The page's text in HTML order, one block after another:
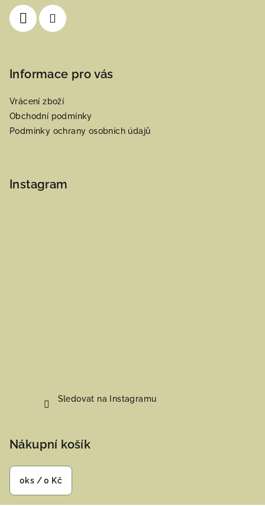
Informace pro vás
Vrácení zboží
Obchodní podmínky
Podmínky ochrany osobních údajů
Instagram
Sledovat na Instagramu
Nákupní košík
0ks /0 Kč